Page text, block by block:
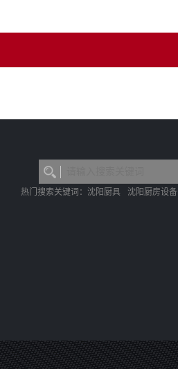
热门搜索关键词： 沈阳厨具 沈阳厨房设备